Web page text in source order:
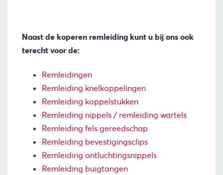
Naast de koperen remleiding kunt u bij ons ook
terecht voor de:
Remleidingen
Remleiding knelkoppelingen
Remleiding koppelstukken
Remleiding nippels / remleiding wartels
Remleiding fels gereedschap
Remleiding bevestigingsclips
Remleiding ontluchtingsnippels
Remleiding buigtangen